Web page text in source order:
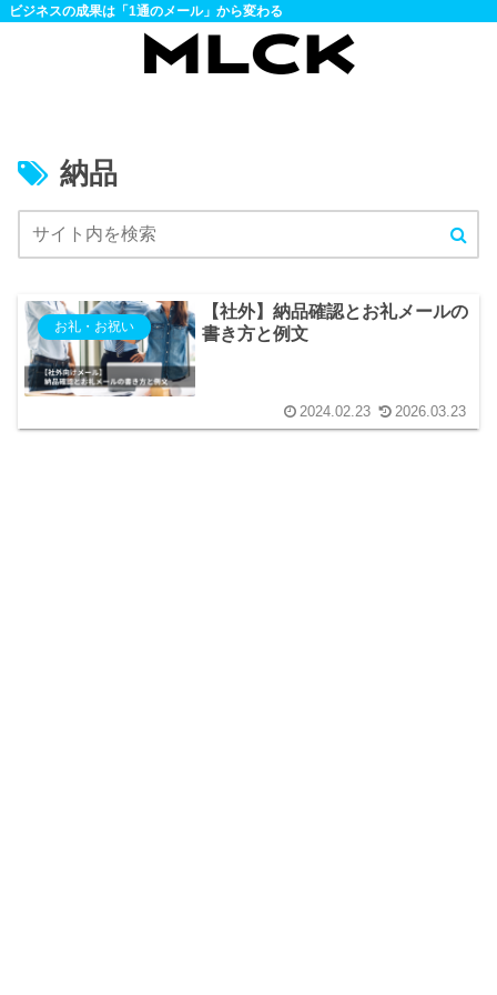
ビジネスの成果は「1通のメール」から変わる
納品
お礼・お祝い
【社外】納品確認とお礼メールの
書き方と例文
2024.02.23 2026.03.23